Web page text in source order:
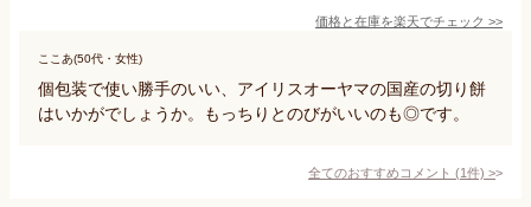
価格と在庫を楽天でチェック >>
ここあ(50代・女性)
個包装で使い勝手のいい、アイリスオーヤマの国産の切り餅
はいかがでしょうか。もっちりとのびがいいのも◎です。
全てのおすすめコメント (1件) >